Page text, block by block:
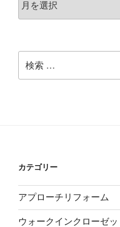
ー
索:
カテゴリー
アプローチリフォーム
ウォークインクローゼッ